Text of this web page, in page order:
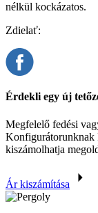
nélkül kockázatos.
Zdielať:
Érdekli egy új
Megfelelő fedési
Konfigurátorunknak
kiszámolhatja
Ár kiszámítása